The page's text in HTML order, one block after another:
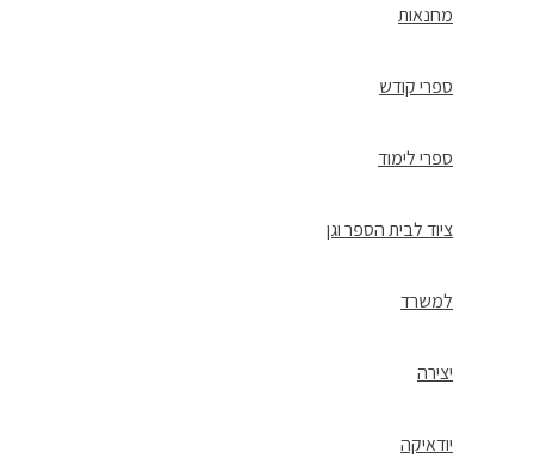
מחנאות
ספרי קודש
ספרי לימוד
ציוד לבית הספר וגן
למשרד
יצירה
יודאיקה